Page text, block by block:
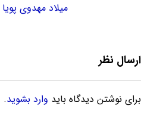
میلاد مهدوی پویا
ارسال نظر
برای نوشتن دیدگاه باید وارد بشوید.